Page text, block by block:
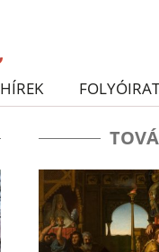
HÍREK FOLYÓIRAT